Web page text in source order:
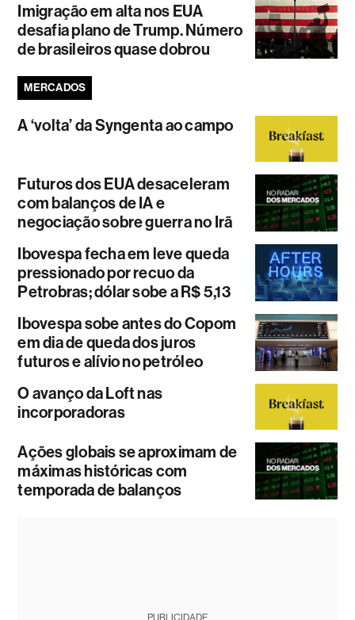
Imigração em alta nos EUA
desafia plano de Trump. Número
de brasileiros quase dobrou
MERCADOS
A ‘volta’ da Syngenta ao campo
Futuros dos EUA desaceleram
com balanços de IA e
negociação sobre guerra no Irã
Ibovespa fecha em leve queda
pressionado por recuo da
Petrobras; dólar sobe a R$ 5,13
Ibovespa sobe antes do Copom
em dia de queda dos juros
futuros e alívio no petróleo
O avanço da Loft nas
incorporadoras
Ações globais se aproximam de
máximas históricas com
temporada de balanços